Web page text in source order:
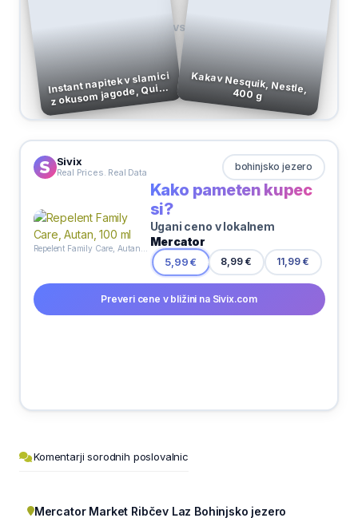
Instant napitek v slamici
z okusom jagode, Quick
Milk, 30g
VS
Kakav Nesquik, Nestle,
400 g
Sivix
Real Prices. Real Data bohinjsko jezero
Kako pameten kupec
si?
Ugani ceno v lokalnem
Mercator
5,99 € 8,99 € 11,99 €
Preveri cene v bližini na Sivix.com
Komentarji sorodnih poslovalnic
Mercator Market Ribčev Laz Bohinjsko jezero